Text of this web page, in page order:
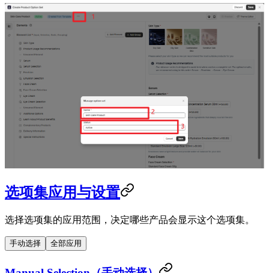
选项集应用与设置
选择选项集的应用范围，决定哪些产品会显示这个选项集。
手动选择 全部应用